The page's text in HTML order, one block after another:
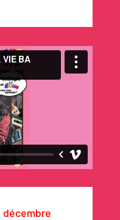
décembre